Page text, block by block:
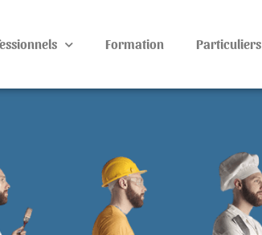
Formation Particuliers